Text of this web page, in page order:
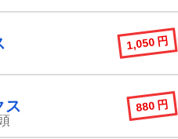
1,050 円
ス 880 円